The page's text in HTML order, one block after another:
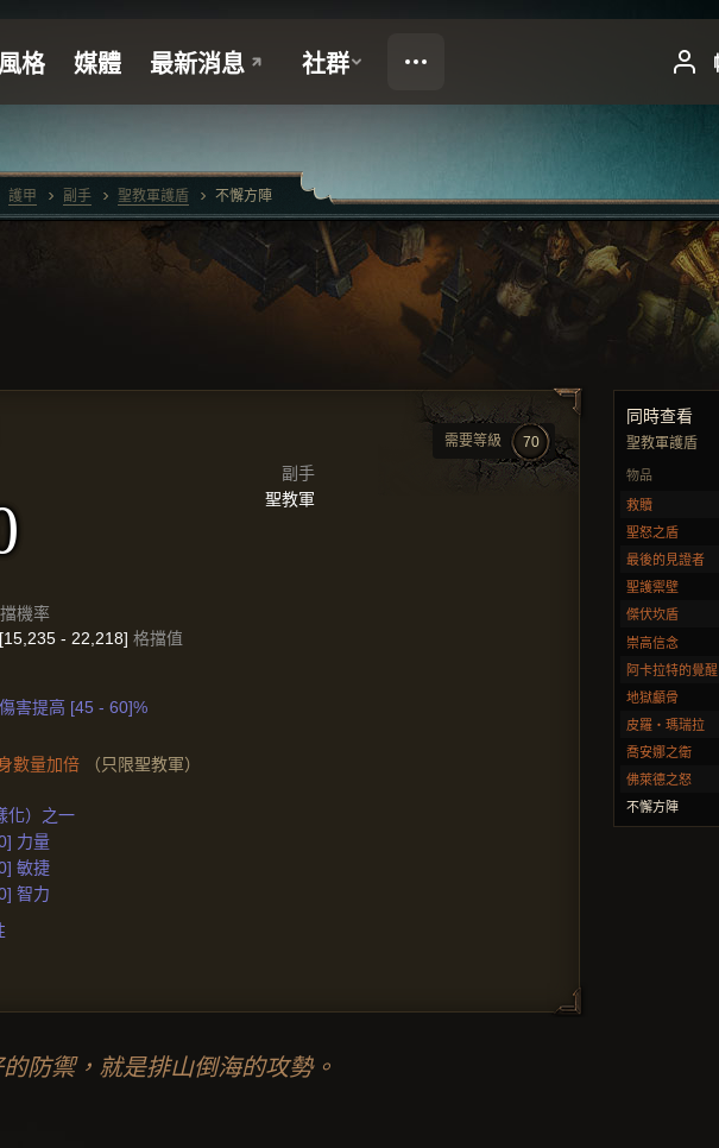
同時查看
聖教軍護盾
物品
救贖
聖怒之盾
最後的見證者
聖護禦壁
傑伏坎盾
崇高信念
阿卡拉特的覺醒
地獄顱骨
皮羅‧瑪瑞拉
喬安娜之衛
佛萊德之怒
不懈方陣
需要等級 70
副手
聖教軍
機率
- 22,218] 格擋值
害提高 [45 - 60]%
數量加倍 （只限聖教軍）
化）之一
力量
敏捷
智力
防禦，就是排山倒海的攻勢。
護甲 副手 聖教軍護盾 不懈方陣